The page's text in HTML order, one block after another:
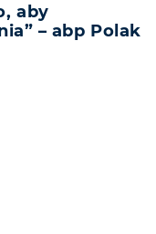
aby
– abp Polak